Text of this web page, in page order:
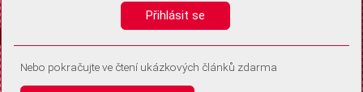
Přihlásit se
Nebo pokračujte ve čtení ukázkových článků zdarma